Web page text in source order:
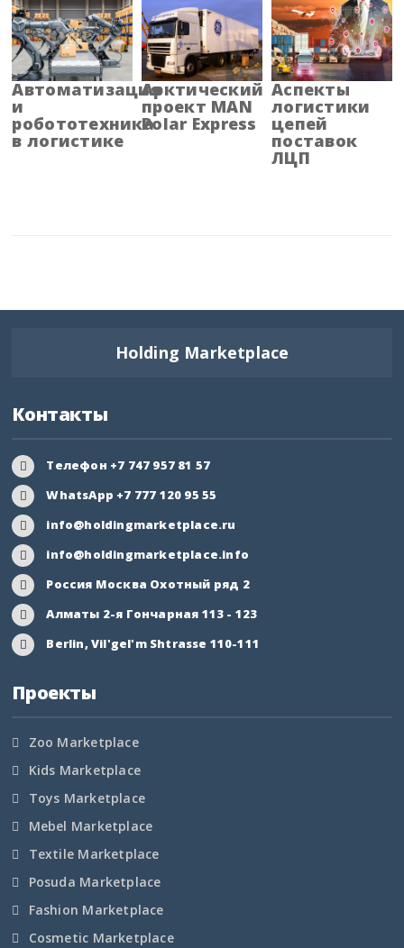
Бурятия
Владимирская область
Волгоградская область
Вологодская область
Ингушетия
Иркутская область
Кабардино-Балкария
Калининградская
область
Калмыкия
Камчатский край
Карачаево-Черкесия
Кемеровская область
Кировская область
Автоматизация
и
робототехника
в логистике
Арктический
проект MAN
Polar Express
Аспекты
логистики
цепей
поставок
ЛЦП
Holding Marketplace
Контакты
Телефон +7 747 957 81 57
WhatsApp +7 777 120 95 55
info@holdingmarketplace.ru
info@holdingmarketplace.info
Россия Москва Охотный ряд 2
Алматы 2-я Гончарная 113 - 123
Berlin, Vil'gel'm Shtrasse 110-111
Проекты
Zoo Marketplace
Kids Marketplace
Toys Marketplace
Mebel Marketplace
Textile Marketplace
Posuda Marketplace
Fashion Marketplace
Cosmetic Marketplace